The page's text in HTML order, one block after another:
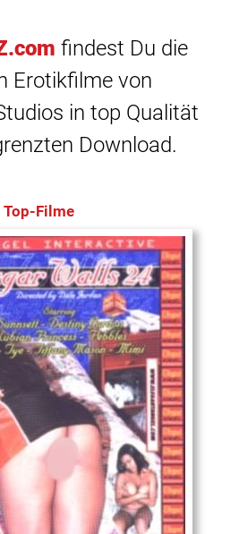
findest Du die
Erotikfilme von
in top Qualität
Download.
Top-Filme